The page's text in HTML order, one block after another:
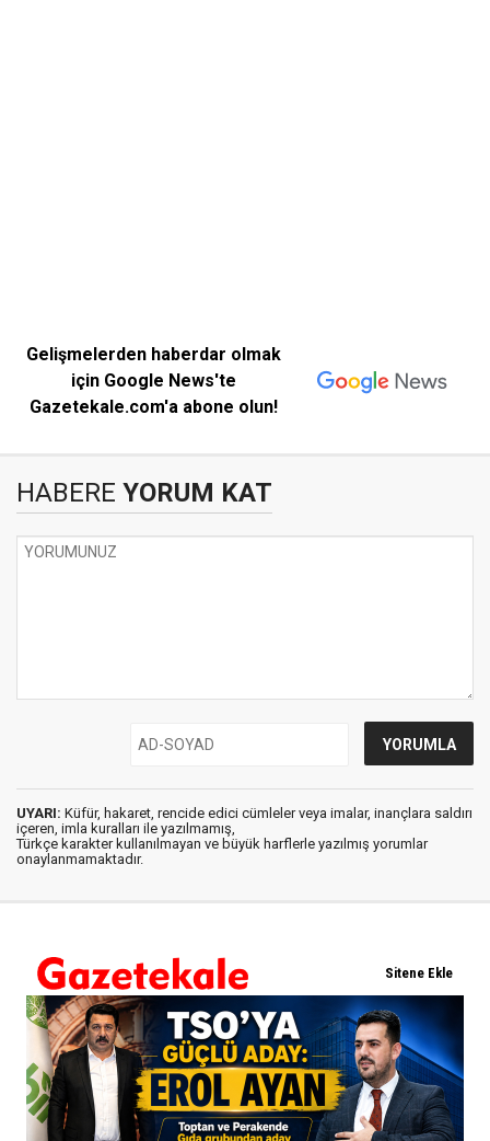
Gelişmelerden haberdar olmak
için Google News'te
Gazetekale.com'a abone olun!
HABERE YORUM KAT
UYARI: Küfür, hakaret, rencide edici cümleler veya imalar, inançlara saldırı
içeren, imla kuralları ile yazılmamış,
Türkçe karakter kullanılmayan ve büyük harflerle yazılmış yorumlar
onaylanmamaktadır.